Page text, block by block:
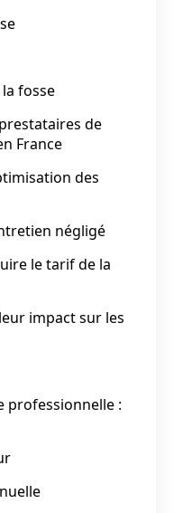
fosse
de
France
des
négligé
le tarif de la
impact sur les
professionnelle :